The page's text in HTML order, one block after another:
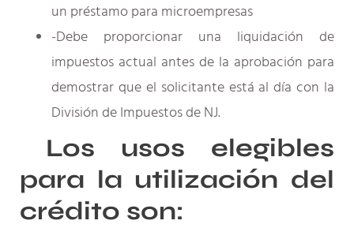
un préstamo para microempresas
-Debe proporcionar una liquidación de
impuestos actual antes de la aprobación para
demostrar que el solicitante está al día con la
División de Impuestos de NJ.
Los usos elegibles
para la utilización del
crédito son: